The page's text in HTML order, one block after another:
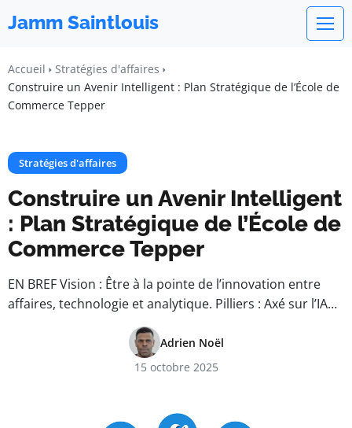
Jamm Saintlouis
Accueil
Stratégies d'affaires
Construire un Avenir Intelligent : Plan Stratégique de l’École de
Commerce Tepper
Stratégies d'affaires
Construire un Avenir Intelligent
: Plan Stratégique de l’École de
Commerce Tepper
EN BREF Vision : Être à la pointe de l’innovation entre
affaires, technologie et analytique. Pilliers : Axé sur l’IA…
Adrien Noël
15 octobre 2025